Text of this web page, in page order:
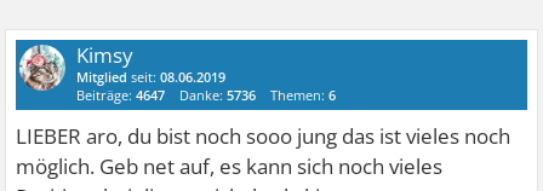
Kimsy
Mitglied seit:08.06.2019
Beiträge:4647 Danke:5736 Themen:6
LIEBER aro, du bist noch sooo jung das ist vieles noch
möglich. Geb net auf, es kann sich noch vieles